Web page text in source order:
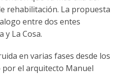
rehabilitación. La propuesta
entre dos entes
y La Cosa.
en varias fases desde los
por el arquitecto Manuel